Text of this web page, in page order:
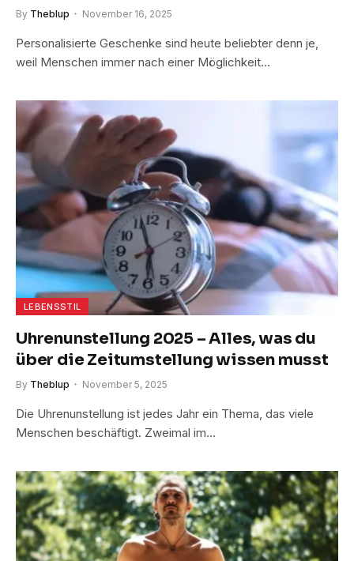
By Theblup November 16, 2025
Personalisierte Geschenke sind heute beliebter denn je,
weil Menschen immer nach einer Möglichkeit…
LEBENSSTIL
Uhrenunstellung 2025 – Alles, was du
über die Zeitumstellung wissen musst
By Theblup November 5, 2025
Die Uhrenunstellung ist jedes Jahr ein Thema, das viele
Menschen beschäftigt. Zweimal im…